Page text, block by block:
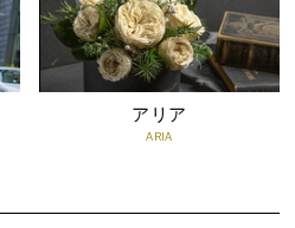
ますので、衣類や布製品などへの
に直接触れると、花が貼りついた
た湿気に弱く、湿度の高い場所に
すと、カビや害虫の被害が考えら
いる場所においてください。
アリア
ARIA